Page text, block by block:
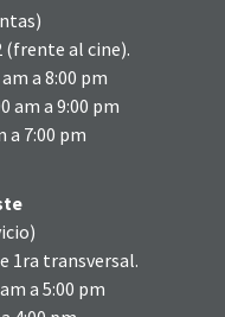
(frente al cine).
a 8:00 pm
am a 9:00 pm
a 7:00 pm
)
1ra transversal.
a 5:00 pm